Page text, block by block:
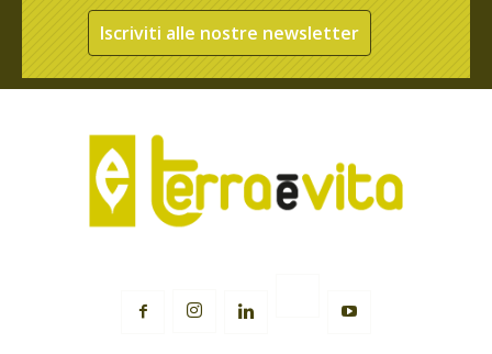
Iscriviti alle nostre newsletter